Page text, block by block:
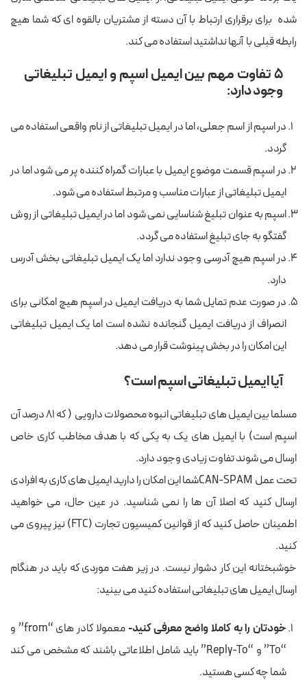
شده برای برقراری ارتباط با آن دسته از مشتریان بالقوه ای که شما هیچ
رابطه قبلی با آنها نداشتید استفاده می کند.
۵تفاوت مهم بین ایمیل اسپم و ایمیل تبلیغاتی
وجود دارد:
در اسپم از اسم جعلی، اما در ایمیل تبلیغاتی از نام واقعی استفاده می
گردد.
در اسپم قسمت موضوع ایمیل با عبارات گمراه کننده پر می شود اما در
ایمیل تبلیغاتی از عبارات مناسب و مرتبط استفاده می شود.
اسپم به عنوان تبلیغ شناسایی نمی شود اما در ایمیل تبلیغاتی از روش
گفتگو به جای تبلیغ استفاده می گردد.
در اسپم هیچ آدرسی وجود ندارد اما یک ایمیل تبلیغاتی بخش آدرس
دارد.
در صورت عدم تمایل شما به دریافت ایمیل در اسپم هیچ امکانی برای
انصراف از دریافت ایمیل گنجانده نشده است اما یک ایمیل تبلیغاتی
این امکان را در بخش پینوشت قرار می دهد.
آیا ایمیل تبلیغاتی اسپم است؟
مسلما بین ایمیل های تبلیغاتی انبوه محصولات دارویی ( که ۸۱ درصد آن
اسپم است) با ایمیل های یک به یکی که با هدف مخاطب کاری خاص
ارسال می شوند تفاوت زیادی وجود دارد.
تحت عمل CAN-SPAMشما این امکان را دارید ایمیل های کاری به افرادی
ارسال کنید که اصلا آن ها را نمی شناسید. در عین حال، می خواهید
اطمینان حاصل کنید که از قوانین کمیسیون تجارت (FTC) نیز پیروی می
کنید.
خوشبختانه این کار دشوار نیست. در زیر هفت موردی که باید در هنگام
ارسال ایمیل های تبلیغاتی استفاده کنید می بینید:
خودتان را به کاملا واضح معرفی کنید-
معمولا کادر های “from” و
“To” و “Reply-To” باید شامل اطلاعاتی باشند که مشخص می کند
شما چه کسی هستید.